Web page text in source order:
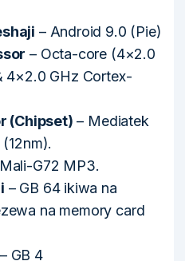
– Android 9.0 (Pie)
– Octa-core (4×2.0
4×2.0 GHz Cortex-
(Chipset) – Mediatek
G72 MP3.
– GB 64 ikiwa na
na memory card
– GB 4